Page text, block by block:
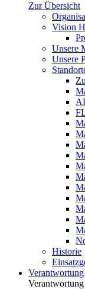
Zur Übersicht
Vision
Unsere
Unsere
Historie
Verantwortung
Verantwortung